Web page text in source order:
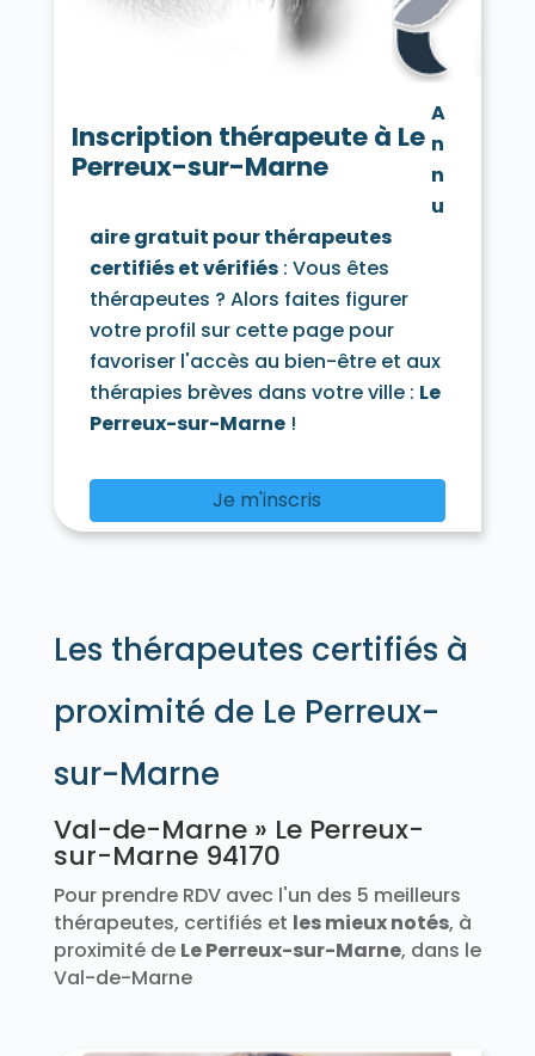
Saint-Mandé 94160
Saint-Maur-des-Fossés 94100
Sucy-en-Brie 94370
Thiais 94320
Valenton 94460
Villecresnes 94440
Villejuif 94800
Villeneuve-le-Roi 94290
Vincennes 94300
Vitry-sur-Seine 94400
Inscription thérapeute à Le
Perreux-sur-Marne
A
n
n
u
aire gratuit pour thérapeutes
certifiés et vérifiés: Vous êtes
thérapeutes ? Alors faites figurer
votre profil sur cette page pour
favoriser l'accès au bien-être et aux
thérapies brèves dans votre ville : Le
Perreux-sur-Marne!
Je m'inscris
Les thérapeutes certifiés à
proximité de Le Perreux-
sur-Marne
Val-de-Marne » Le Perreux-
sur-Marne 94170
Pour prendre RDV avec l'un des 5 meilleurs
thérapeutes, certifiés et les mieux notés, à
proximité de Le Perreux-sur-Marne, dans le
Val-de-Marne